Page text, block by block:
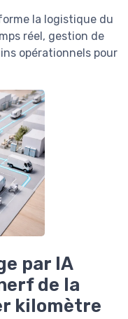
la logistique du
réel, gestion de
opérationnels pour
par IA
de la
kilomètre